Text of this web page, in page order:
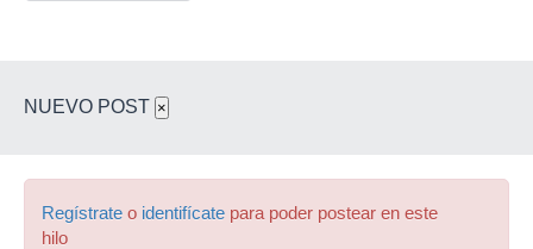
NUEVO POST ×
Regístrate o identifícate para poder postear en este
hilo